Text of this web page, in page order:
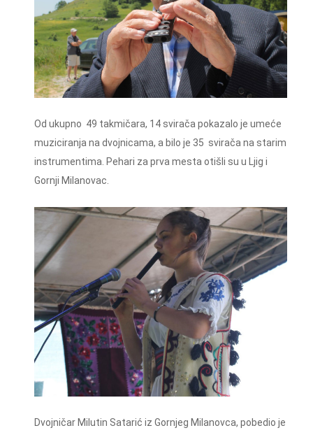
Od ukupno 49 takmičara, 14 svirača pokazalo je umeće
muziciranja na dvojnicama, a bilo je 35 svirača na starim
instrumentima. Pehari za prva mesta otišli su u Ljig i
Gornji Milanovac.
Dvojničar Milutin Satarić iz Gornjeg Milanovca, pobedio je